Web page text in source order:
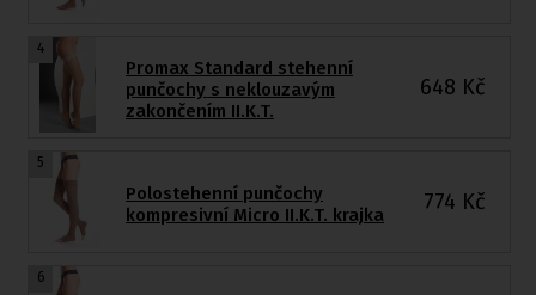
4
Promax Standard stehenní
punčochy s neklouzavým
zakončením II.K.T.
648 Kč
5
Polostehenní punčochy
kompresivní Micro II.K.T. krajka
774 Kč
6